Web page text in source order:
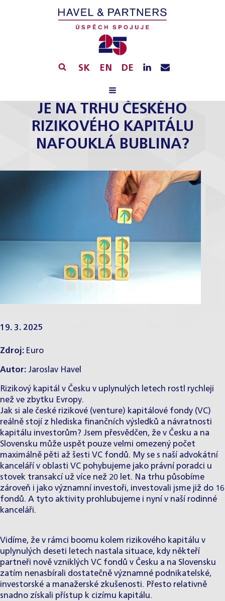
SK EN DE
JE NA TRHU ČESKÉHO
RIZIKOVÉHO KAPITÁLU
NAFOUKLÁ BUBLINA?
19. 3. 2025
Zdroj: Euro
Autor: Jaroslav Havel
Rizikový kapitál v Česku v uplynulých letech rostl rychleji
než ve zbytku Evropy.
Jak si ale české rizikové (venture) kapitálové fondy (VC)
reálně stojí z hlediska finančních výsledků a návratnosti
kapitálu investorům? Jsem přesvědčen, že v Česku a na
Slovensku může uspět pouze velmi omezený počet
maximálně pěti až šesti VC fondů. My se s naší advokátní
kanceláří v oblasti VC pohybujeme jako právní poradci u
stovek transakcí už více než 20 let. Na trhu působíme
zároveň i jako významní investoři, investovali jsme již do 16
fondů. A tyto aktivity prohlubujeme i nyní v naší rodinné
kanceláři.
Vidíme, že v rámci boomu kolem rizikového kapitálu v
uplynulých deseti letech nastala situace, kdy někteří
partneři nově vzniklých VC fondů v Česku a na Slovensku
zatím nenasbírali dostatečně významné podnikatelské,
investorské a manažerské zkušenosti. Přesto relativně
snadno získali přístup k cizímu kapitálu.